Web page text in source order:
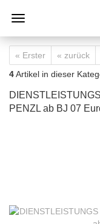
« Erster « zurück
4Artikel in dieser
PENZL ab BJ 07